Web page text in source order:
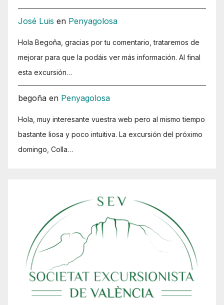
José Luis en Penyagolosa
Hola Begoña, gracias por tu comentario, trataremos de
mejorar para que la podáis ver más información. Al final
esta excursión…
begoña en Penyagolosa
Hola, muy interesante vuestra web pero al mismo tiempo
bastante liosa y poco intuitiva. La excursión del próximo
domingo, Colla…